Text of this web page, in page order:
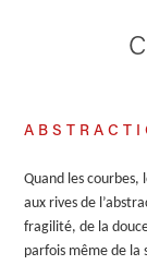
A B S T R A C T
Quand les courbes,
aux rives de
fragilité, de la
parfois même de la